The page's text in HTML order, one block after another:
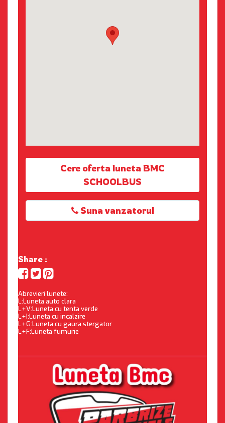
Cere oferta luneta BMC
SCHOOLBUS
Suna vanzatorul
Share :
Abrevieri lunete:
L:Luneta auto clara
L+V:Luneta cu tenta verde
L+I:Luneta cu incalzire
L+G:Luneta cu gaura stergator
L+F:Luneta fumurie